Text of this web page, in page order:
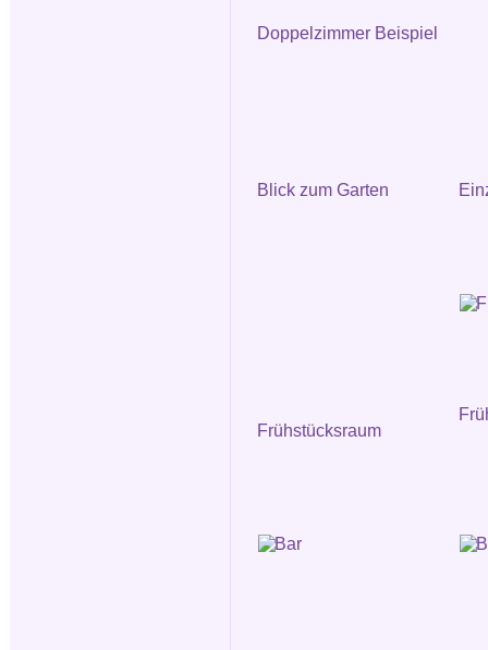
Doppelzimmer Beispiel
Blick zum Garten
Frühstücksraum